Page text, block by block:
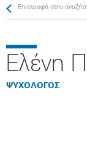
Επιστροφή στην
Ελένη
ΨΥΧΟΛΟΓΟΣ